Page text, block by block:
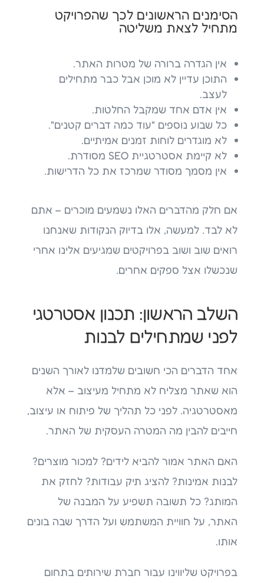
הסימנים הראשונים לכך שהפרויקט
מתחיל לצאת משליטה
אין הגדרה ברורה של מטרות האתר.
התוכן עדיין לא מוכן אבל כבר מתחילים
לעצב.
אין אדם אחד שמקבל החלטות.
כל שבוע נוספים "עוד כמה דברים קטנים".
לא מוגדרים לוחות זמנים אמיתיים.
לא קיימת אסטרטגיית SEO מסודרת.
אין מסמך מסודר שמרכז את כל הדרישות.
אם חלק מהדברים האלו נשמעים מוכרים – אתם
לא לבד. למעשה, אלו בדיוק הנקודות שאנחנו
רואים שוב ושוב בפרויקטים שמגיעים אלינו אחרי
שנכשלו אצל ספקים אחרים.
השלב הראשון: תכנון אסטרטגי
לפני שמתחילים לבנות
אחד הדברים הכי חשובים שלמדנו לאורך השנים
הוא שאתר מצליח לא מתחיל מעיצוב – אלא
מאסטרטגיה. לפני כל תהליך של פיתוח או עיצוב,
חייבים להבין מה המטרה העסקית של האתר.
האם האתר אמור להביא לידים? למכור מוצרים?
לבנות אמינות? להציג תיק עבודות? לחזק את
המותג? כל תשובה תשפיע על המבנה של
האתר, על חוויית המשתמש ועל הדרך שבה בונים
אותו.
בפרויקט שליווינו עבור חברת שירותים בתחום